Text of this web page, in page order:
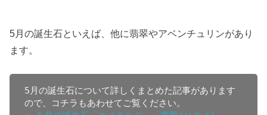
5月の誕生石といえば、他に翡翠やアベンチュリンがあり
ます。
5月の誕生石について詳しくまとめた記事があります
ので、コチラもあわせてご覧ください。